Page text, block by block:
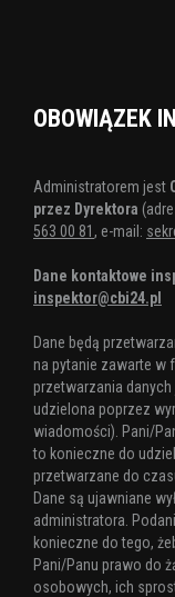
OBOWIĄZEK
Administratorem jest
przez Dyrektora
563 00 81 , e-mail:
Dane kontaktowe
inspektor@cbi24.pl
Dane będą
na pytanie zawarte w
przetwarzania
udzielona poprzez
wiadomości). Pani/
to konieczne do
przetwarzane do
Dane są ujawniane
administratora.
konieczne do tego,
Pani/Panu prawo do
osobowych, ich